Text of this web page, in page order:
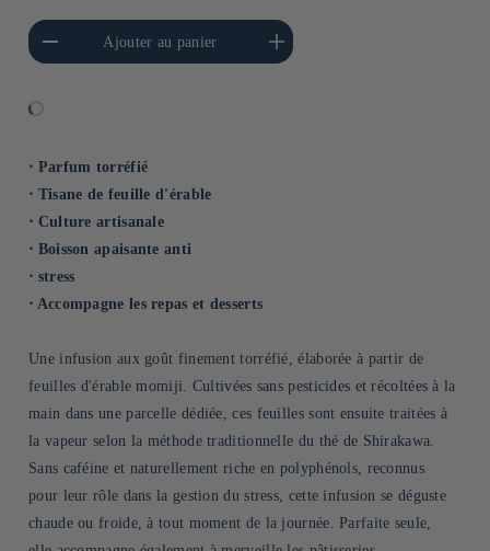
quantité de Default
Title
Ajouter au panier
Augmenter la quantité de
Default Title
⋅ Parfum torréfié
⋅ Tisane de feuille d'érable
⋅ Culture artisanale
⋅ Boisson apaisante anti
⋅ stress
⋅ Accompagne les repas et desserts
Une infusion aux goût finement torréfié, élaborée à partir de
feuilles d'érable momiji. Cultivées sans pesticides et récoltées à la
main dans une parcelle dédiée, ces feuilles sont ensuite traitées à
la vapeur selon la méthode traditionnelle du thé de Shirakawa.
Sans caféine et naturellement riche en polyphénols, reconnus
pour leur rôle dans la gestion du stress, cette infusion se déguste
chaude ou froide, à tout moment de la journée. Parfaite seule,